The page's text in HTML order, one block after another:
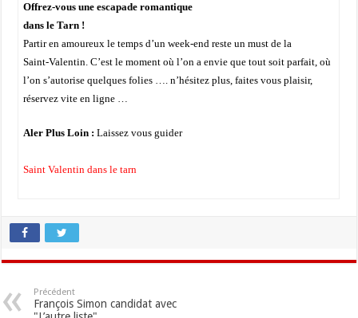
Offrez-vous une escapade romantique
dans le Tarn !
Partir en amoureux le temps d’un week-end reste un must de la
Saint-Valentin. C’est le moment où l’on a envie que tout soit parfait, où
l’on s’autorise quelques folies …. n’hésitez plus, faites vous plaisir,
réservez vite en ligne …
Aler Plus Loin : Laissez vous guider
Saint Valentin dans le tarn
Précédent
François Simon candidat avec